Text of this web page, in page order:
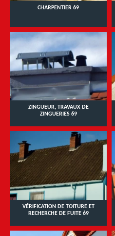
CHARPENTIER 69
ZINGUEUR, TRAVAUX DE
ZINGUERIES 69
VÉRIFICATION DE TOITURE ET
RECHERCHE DE FUITE 69